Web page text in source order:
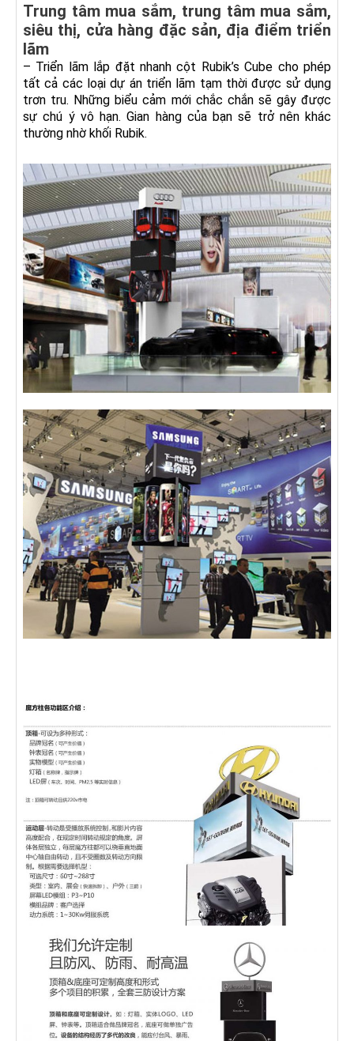
Trung tâm mua sắm, trung tâm mua sắm,
siêu thị, cửa hàng đặc sản, địa điểm triển
lãm
– Triển lãm lắp đặt nhanh cột Rubik’s Cube cho phép
tất cả các loại dự án triển lãm tạm thời được sử dụng
trơn tru. Những biểu cảm mới chắc chắn sẽ gây được
sự chú ý vô hạn. Gian hàng của bạn sẽ trở nên khác
thường nhờ khối Rubik.